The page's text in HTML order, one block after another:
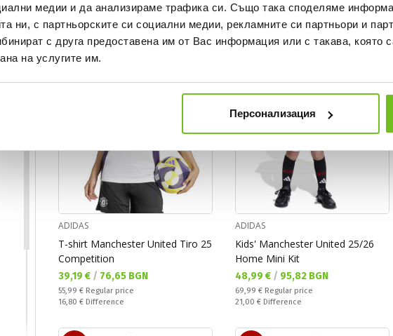
медии и да анализираме трафика си. Също така споделяме
ни, с партньорските си социални медии, рекламните си партньори и
с друга предоставена им от Вас информация или с такава, която
на услугите им.
Персонализация
OFFER
ADIDAS
T-shirt Manchester United Tiro 25
Competition
Текуща цена:
39,19 € / 76,65 BGN
Regular price:
55,99 € Regular price
Спестявате:
16,80 € Difference
OFFER
ADIDAS
Kids' Manchester United 25/26
Home Mini Kit
Текуща цена:
48,99 € / 95,82 BGN
Regular price:
69,99 € Regular price
Спестявате:
21,00 € Difference